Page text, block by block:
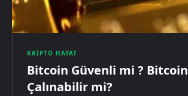
KRIPTO HAYAT
Bitcoin Güvenli mi ? Bitcoin
Çalınabilir mi?